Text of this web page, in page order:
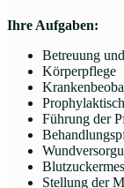
Ihre Aufgaben:
Betreuung
Körperpflege
Führung der
Stellung der